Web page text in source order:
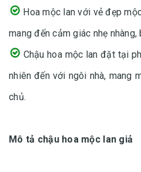
Hoa mộc lan với vẻ đẹp
mang đến cảm giác nhẹ nhàng,
Chậu hoa mộc lan đặt tại
nhiên đến với ngôi nhà, mang
chủ.
Mô tả chậu hoa mộc lan giả